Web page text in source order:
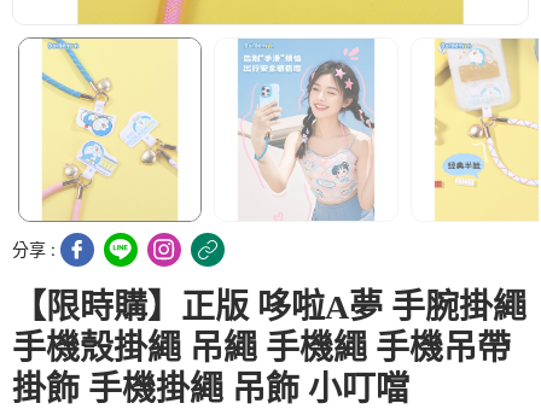
分享 :
【限時購】正版 哆啦A夢 手腕掛繩
手機殼掛繩 吊繩 手機繩 手機吊帶
掛飾 手機掛繩 吊飾 小叮噹